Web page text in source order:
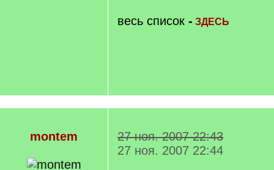
весь список - ЗДЕСЬ
montem
27 ноя. 2007 22:43
27 ноя. 2007 22:44